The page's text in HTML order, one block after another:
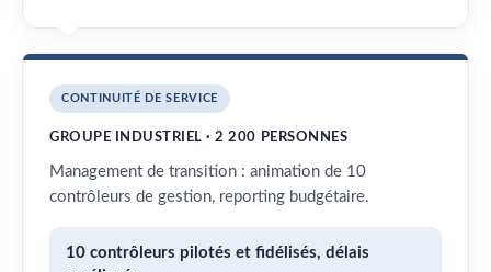
CONTINUITÉ DE SERVICE
GROUPE INDUSTRIEL · 2 200 PERSONNES
Management de transition : animation de 10
contrôleurs de gestion, reporting budgétaire.
10 contrôleurs pilotés et fidélisés, délais